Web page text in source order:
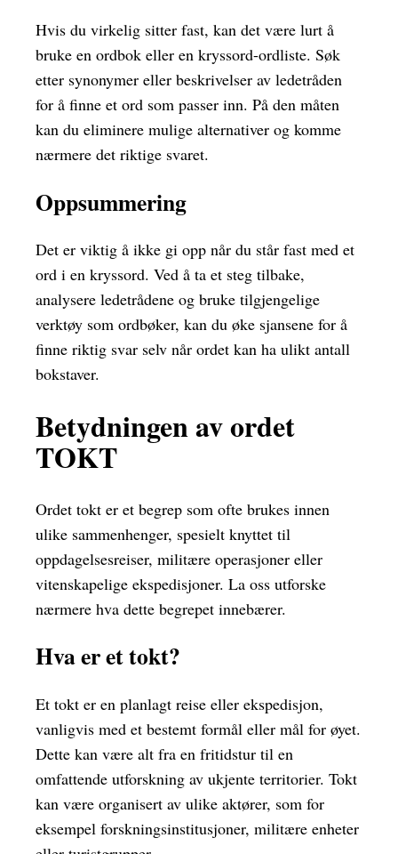
Hvis du virkelig sitter fast, kan det være lurt å
bruke en ordbok eller en kryssord-ordliste. Søk
etter synonymer eller beskrivelser av ledetråden
for å finne et ord som passer inn. På den måten
kan du eliminere mulige alternativer og komme
nærmere det riktige svaret.
Oppsummering
Det er viktig å ikke gi opp når du står fast med et
ord i en kryssord. Ved å ta et steg tilbake,
analysere ledetrådene og bruke tilgjengelige
verktøy som ordbøker, kan du øke sjansene for å
finne riktig svar selv når ordet kan ha ulikt antall
bokstaver.
Betydningen av ordet
TOKT
Ordet tokt er et begrep som ofte brukes innen
ulike sammenhenger, spesielt knyttet til
oppdagelsesreiser, militære operasjoner eller
vitenskapelige ekspedisjoner. La oss utforske
nærmere hva dette begrepet innebærer.
Hva er et tokt?
Et tokt er en planlagt reise eller ekspedisjon,
vanligvis med et bestemt formål eller mål for øyet.
Dette kan være alt fra en fritidstur til en
omfattende utforskning av ukjente territorier. Tokt
kan være organisert av ulike aktører, som for
eksempel forskningsinstitusjoner, militære enheter